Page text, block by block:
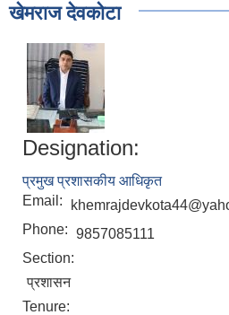
खेमराज देवकोटा
Designation:
प्रमुख प्रशासकीय आधिकृत
Email:
Phone: 9857085111
Section:
प्रशासन
Tenure: